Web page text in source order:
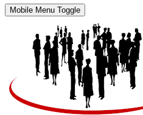
Mobile Menu Toggle